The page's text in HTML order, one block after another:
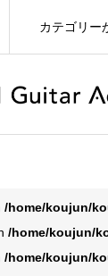
カテゴリー
/home/koujun/
/home/koujun/
/home/koujun/